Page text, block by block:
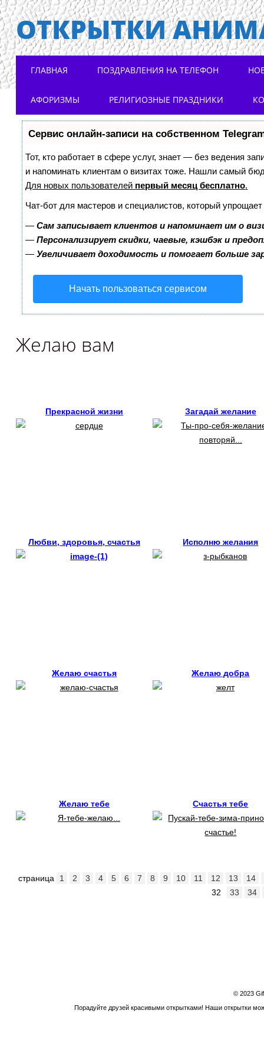
ОТКРЫТКИ
Main menu
ГЛАВНАЯ ПОЗДРАВЛЕНИЯ НА ТЕЛЕФОН
АФОРИЗМЫ РЕЛИГИОЗНЫЕ ПРАЗДНИКИ
Сервис онлайн-записи на собственном
Тот, кто работает в сфере услуг, знает — без ведения
и напоминать клиентам о визитах тоже. Нашли самый
Для новых пользователей первый месяц бесплатно.
Чат-бот для мастеров и специалистов, который
—Сам записывает клиентов и напоминает им о
—Персонализирует скидки, чаевые, кэшбэк и
—Увеличивает доходимость и помогает больше
Начать пользоваться сервисом
Желаю вам
Прекрасной жизни Загадай желание
Любви, здоровья, счастья Исполню желания
Желаю счастья Желаю добра
Желаю тебе Счастья тебе
страница 1 2 3 4 5 6 7 8 9 10 11 12 13
14
32
33 34
© 2023
Порадуйте друзей красивыми открытками! Наши открытки